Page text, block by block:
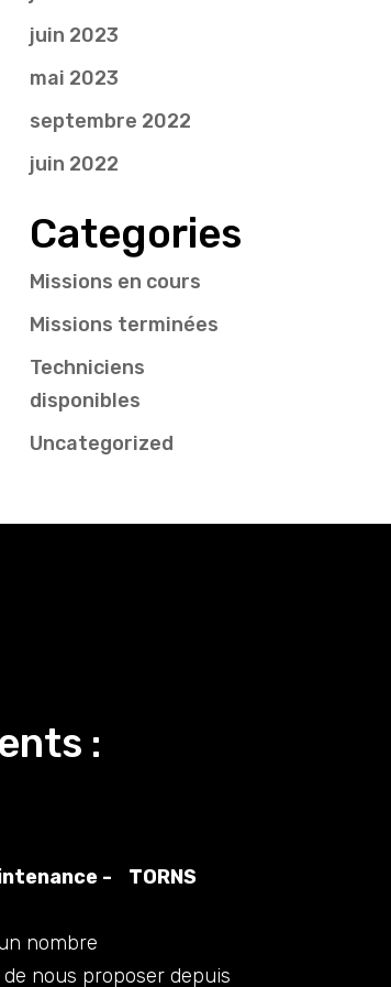
juin 2023
mai 2023
septembre 2022
juin 2022
Categories
Missions en cours
Missions terminées
Techniciens
disponibles
Uncategorized
:
- TORNS
nombre
nous proposer depuis